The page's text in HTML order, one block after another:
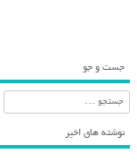
جست و جو
جستجو
نوشته های اخیر